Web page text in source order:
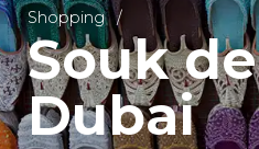
Shopping
Souk
Dubai